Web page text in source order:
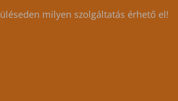
milyen szolgáltatás érhető el!